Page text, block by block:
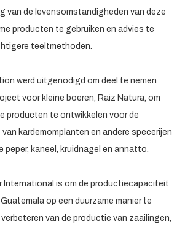
van de levensomstandigheden van deze
producten te gebruiken en advies te
teeltmethoden.
werd uitgenodigd om deel te nemen
voor kleine boeren, Raiz Natura, om
producten te ontwikkelen voor de
kardemomplanten en andere specerijen
peper, kaneel, kruidnagel en annatto.
International is om de productiecapaciteit
op een duurzame manier te
van de productie van zaailingen,